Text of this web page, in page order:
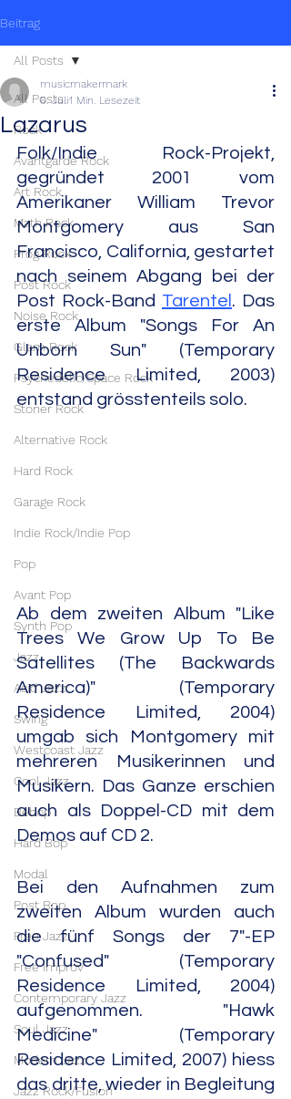
Beitrag
All Posts
Rock
Avantgarde Rock
Art Rock
Math Rock
Prog Rock
Post Rock
Noise Rock
Glam Rock
Psychedelic/Space Rock
Stoner Rock
Alternative Rock
Hard Rock
Garage Rock
Indie Rock/Indie Pop
Pop
Avant Pop
Synth Pop
Jazz
Acid Jazz
Swing
Westcoast Jazz
Cool Jazz
Bebop
Hard Bop
Modal
Post Bop
Free Jazz
Free Improv
Contemporary Jazz
Soul Jazz
Modern Jazz
Jazz Rock/Fusion
All Posts
Lazarus
musicmakermark
6. Juli1 Min. Lesezeit
Folk/Indie Rock-Projekt,
gegründet 2001 vom
Amerikaner William Trevor
Montgomery aus San
Francisco, California, gestartet
nach seinem Abgang bei der
Post Rock-Band Tarentel . Das
erste Album "Songs For An
Unborn Sun" (Temporary
Residence Limited, 2003)
entstand grösstenteils solo.
Ab dem zweiten Album "Like
Trees We Grow Up To Be
Satellites (The Backwards
America)" (Temporary
Residence Limited, 2004)
umgab sich Montgomery mit
mehreren Musikerinnen und
Musikern. Das Ganze erschien
auch als Doppel-CD mit dem
Demos auf CD 2.
Bei den Aufnahmen zum
zweiten Album wurden auch
die fünf Songs der 7"-EP
"Confused" (Temporary
Residence Limited, 2004)
aufgenommen. "Hawk
Medicine" (Temporary
Residence Limited, 2007) hiess
das dritte, wieder in Begleitung